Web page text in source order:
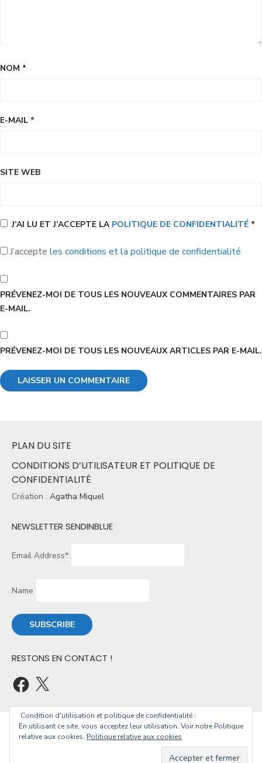
NOM *
E-MAIL *
SITE WEB
J’AI LU ET J’ACCEPTE LA POLITIQUE DE CONFIDENTIALITÉ *
J’accepte les conditions et la politique de confidentialité
PRÉVENEZ-MOI DE TOUS LES NOUVEAUX COMMENTAIRES PAR
E-MAIL.
PRÉVENEZ-MOI DE TOUS LES NOUVEAUX ARTICLES PAR E-MAIL.
PLAN DU SITE
CONDITIONS D’UTILISATEUR ET POLITIQUE DE
CONFIDENTIALITÉ
Création : Agatha Miquel
NEWSLETTER SENDINBLUE
Email Address*
Name
RESTONS EN CONTACT !
© 2026 Christophe Geourjon
Theme by Design Lab
Condition d'utilisation et politique de confidentialité :
En utilisant ce site, vous acceptez leur utilisation. Voir notre Politique
relative aux cookies. Politique relative aux cookies